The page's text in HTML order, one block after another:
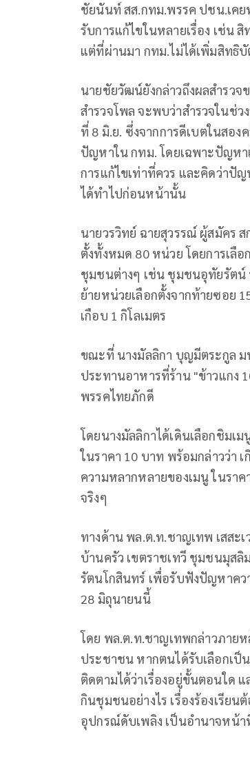
ชัยนันท์ สส.กทม.พรรค ปชน.เคย
รับการแก้ไขในหลายเรื่อง เช่น
แต่ที่ผ่านมา กทม.ไม่ได้เพิ่มสิทธิ
นายชัยวัฒน์ยังกล่าวถึงผลสำรว
สำรวจโพล จะพบว่าสำรวจในช่
ที่ 8 มิ.ย. ซึ่งจากการดีเบตในสอ
ปัญหาใน กทม. โดยเฉพาะปัญหา
การแก้ไขเท่าที่ควร และคิดว่าปั
ได้ทำไปก่อนหน้านั้น
นายวรวิทย์ ฉายสุวรรณ์ ผู้สมัคร
ตั้งทั้งหมด 80 หน่วย โดยการเลื
ชุมชนต่างๆ เช่น ชุมชนอุทัยรัต
ย้ายหน่วยเลือกตั้งจากท้ายซอย
เกือบ 1 กิโลเมตร
ขณะที่ นางมัลลิกา บุญมีตระกูล ม
ประทานอาหารที่ร้าน "ข้าวแกง
พรรคไทยภักดี
โดยนางมัลลิกาได้เดินเลือกชิมเ
ในราคา 10 บาท พร้อมกล่าวว่า
ความหลากหลายของเมนู ในรา
จริงๆ
ทางด้าน พล.ต.ท.ชาญเทพ เสสะ
บ้านครัว เขตราชเทวี ชุมชนมุสลิ
รัตนโกสินทร์ เพื่อรับฟังปัญหาคว
28 มิถุนายนนี้
โดย พล.ต.ท.ชาญเทพกล่าวภาย
ประชาชน หากตนได้รับเลือกเป็
ติดตามได้ว่าเรื่องอยู่ขั้นตอนใด
กินชุมชนอย่างไร เรื่องร้องเรียน
อุปกรณ์ดับเพลิง เป็นอำนาจหน้า